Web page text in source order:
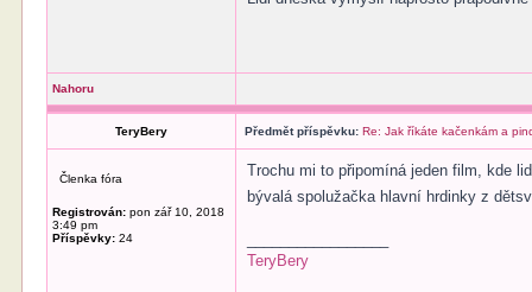
Nahoru
TeryBery Předmět příspěvku: Re: Jak říkáte kačenkám a
Členka fóra
Registrován: pon zář 10, 2018
3:49 pm
Příspěvky: 24
Trochu mi to připomíná jeden film, kde
bývalá spolužačka hlavní hrdinky z
TeryBery